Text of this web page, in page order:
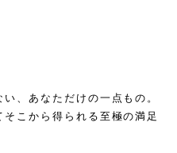
、あなただけの一点もの。
こから得られる至極の満足